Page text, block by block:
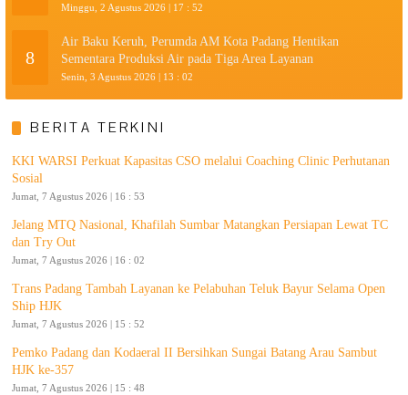
Minggu, 2 Agustus 2026 | 17 : 52
8
Air Baku Keruh, Perumda AM Kota Padang Hentikan
Sementara Produksi Air pada Tiga Area Layanan
Senin, 3 Agustus 2026 | 13 : 02
BERITA TERKINI
KKI WARSI Perkuat Kapasitas CSO melalui Coaching Clinic Perhutanan
Sosial
Jumat, 7 Agustus 2026 | 16 : 53
Jelang MTQ Nasional, Khafilah Sumbar Matangkan Persiapan Lewat TC
dan Try Out
Jumat, 7 Agustus 2026 | 16 : 02
Trans Padang Tambah Layanan ke Pelabuhan Teluk Bayur Selama Open
Ship HJK
Jumat, 7 Agustus 2026 | 15 : 52
Pemko Padang dan Kodaeral II Bersihkan Sungai Batang Arau Sambut
HJK ke-357
Jumat, 7 Agustus 2026 | 15 : 48